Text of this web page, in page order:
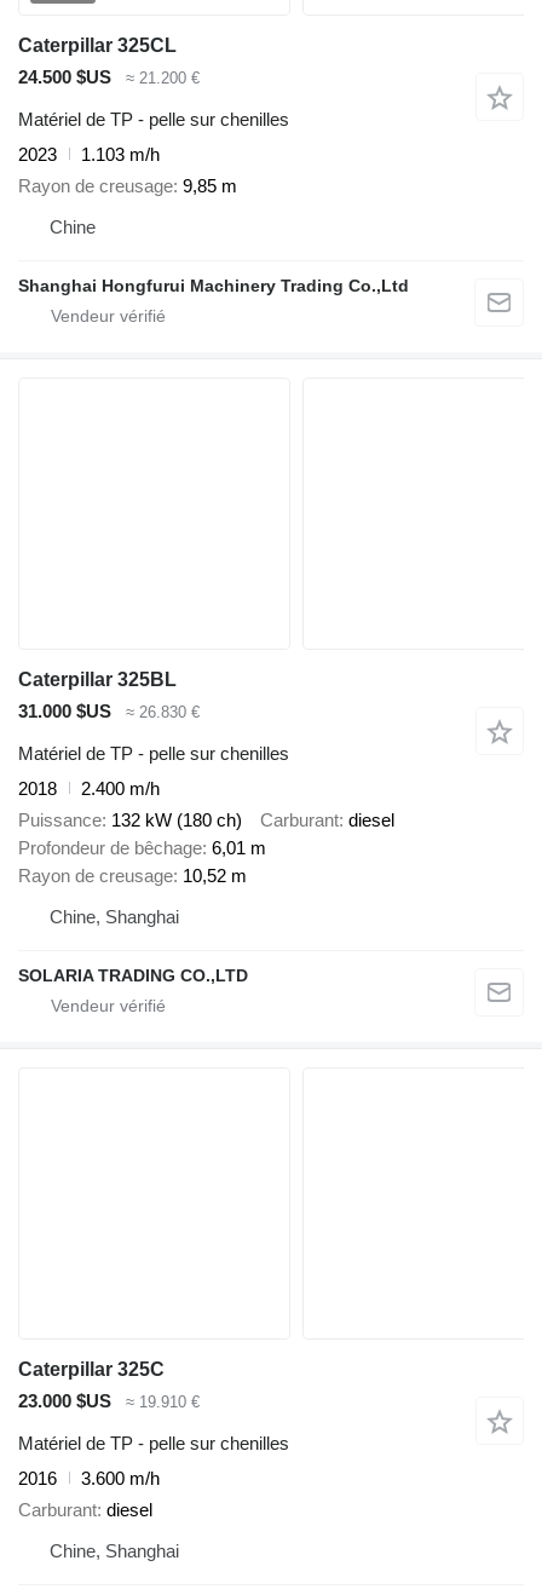
Caterpillar 325CL
24.500 $US
≈ 21.200 €
Matériel de TP - pelle sur chenilles
2023
1.103 m/h
Rayon de creusage 9,85 m
Chine
Shanghai Hongfurui Machinery Trading Co.,Ltd
Caterpillar 325BL
31.000 $US
≈ 26.830 €
Matériel de TP - pelle sur chenilles
2018
2.400 m/h
Puissance 132 kW (180 ch) Carburant diesel
Profondeur de bêchage 6,01 m
Rayon de creusage 10,52 m
Chine, Shanghai
SOLARIA TRADING CO.,LTD
Caterpillar 325C
23.000 $US
≈ 19.910 €
Matériel de TP - pelle sur chenilles
2016
3.600 m/h
Carburant diesel
Chine, Shanghai